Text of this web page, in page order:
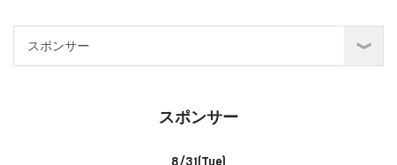
スポンサー
8/31(Tue)